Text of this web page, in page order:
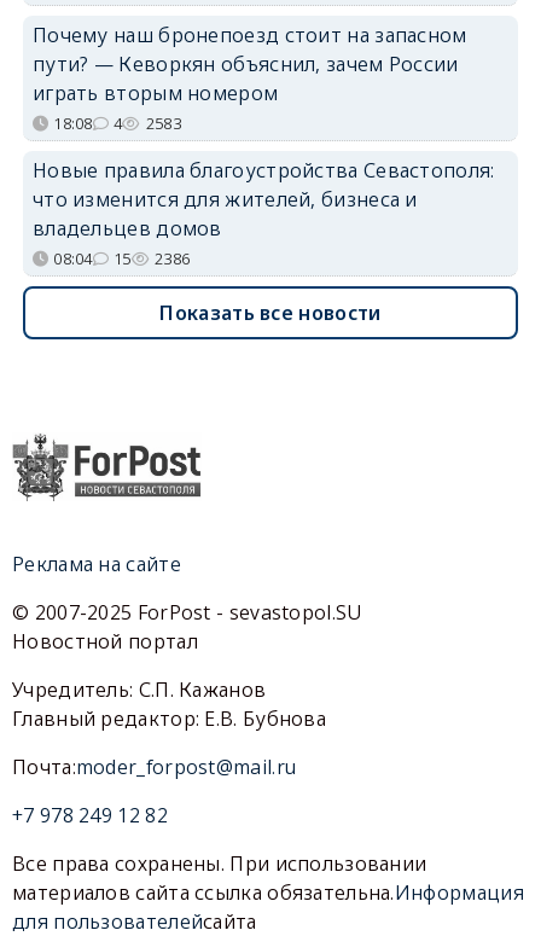
Почему наш бронепоезд стоит на запасном
пути? — Кеворкян объяснил, зачем России
играть вторым номером
18:08 4 2583
Новые правила благоустройства Севастополя:
что изменится для жителей, бизнеса и
владельцев домов
08:04 15 2386
Показать все новости
Реклама на сайте
© 2007-2025 ForPost - sevastopol.SU
Новостной портал
Учредитель: С.П. Кажанов
Главный редактор: Е.В. Бубнова
Почта:moder_forpost@mail.ru
+7 978 249 12 82
Все права сохранены. При использовании
материалов сайта ссылка обязательна.Информация
для пользователейсайта